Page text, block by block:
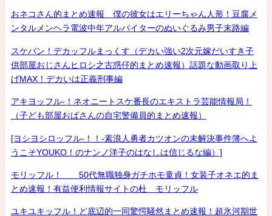
おネコさん的まとめ速報 僕の彼女はエリーちゃん人形！豆腐メ
ンタルメンヘラ電波中年アルバイターのぬいぐるみ男子末路編
スケバン！デカッフルまっくす（デカい強い2次元嫁だいすき子
供部屋おじさんヒロシ之古惑仔的まとめ速報）話題な動画取り上
げMAX！デカいは正義刑事編
アキヨッフル-！ネオニートスケ番長のエキストラ芸能情報局！
（子ども部屋おばさんの自宅警備員的まとめ速報）
[ヨシヨシロッフル-！！-素浪人勇者カツオンの未解決事件簿へよ
うこそYOUKO！のナンノ洋子のはなしは信じるな編）]
モリッフル！ 50代無職独身ガチホモ童貞！女装子オネエ的ま
とめ速報！有益便利情報サイトの杜 モリッフル
ユキユキッフル！ど底辺的一同驚愕騒然まとめ速報！超氷河期世